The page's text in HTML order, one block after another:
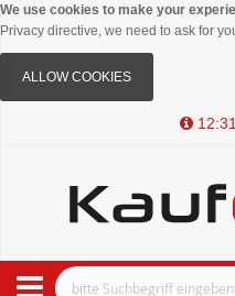
We use cookies to make your
Privacy directive, we need to ask for
ALLOW COOKIES